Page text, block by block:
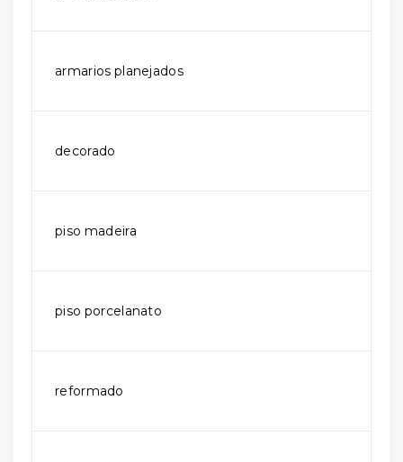
armarios planejados
decorado
piso madeira
piso porcelanato
reformado